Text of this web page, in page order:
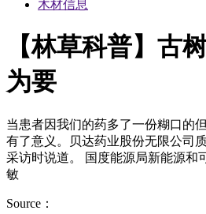
木材信息
【林草科普】古
为要
当患者因我们的药多了一份糊口的
有了意义。贝达药业股份无限公司
采访时说道。 国度能源局新能源和
敏
Source：